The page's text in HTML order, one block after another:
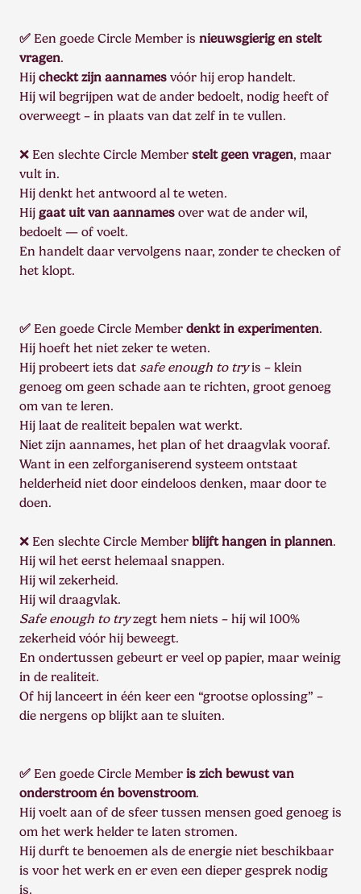
✅ Een goede Circle Member is nieuwsgierig en stelt
vragen.
Hij checkt zijn aannames vóór hij erop handelt.
Hij wil begrijpen wat de ander bedoelt, nodig heeft of
overweegt – in plaats van dat zelf in te vullen.
❌ Een slechte Circle Member stelt geen vragen, maar
vult in.
Hij denkt het antwoord al te weten.
Hij gaat uit van aannames over wat de ander wil,
bedoelt — of voelt.
En handelt daar vervolgens naar, zonder te checken of
het klopt.
✅ Een goede Circle Member denkt in experimenten.
Hij hoeft het niet zeker te weten.
Hij probeert iets dat safe enough to tryis – klein
genoeg om geen schade aan te richten, groot genoeg
om van te leren.
Hij laat de realiteit bepalen wat werkt.
Niet zijn aannames, het plan of het draagvlak vooraf.
Want in een zelforganiserend systeem ontstaat
helderheid niet door eindeloos denken, maar door te
doen.
❌ Een slechte Circle Member blijft hangen in plannen.
Hij wil het eerst helemaal snappen.
Hij wil zekerheid.
Hij wil draagvlak.
Safe enough to tryzegt hem niets – hij wil 100%
zekerheid vóór hij beweegt.
En ondertussen gebeurt er veel op papier, maar weinig
in de realiteit.
Of hij lanceert in één keer een “grootse oplossing” –
die nergens op blijkt aan te sluiten.
✅ Een goede Circle Member is zich bewust van
onderstroom én bovenstroom.
Hij voelt aan of de sfeer tussen mensen goed genoeg is
om het werk helder te laten stromen.
Hij durft te benoemen als de energie niet beschikbaar
is voor het werk en er even een dieper gesprek nodig
is.